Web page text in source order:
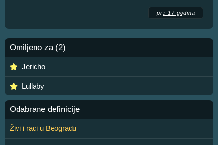
pre 17 godina
Omiljeno za (2)
Jericho
Lullaby
Odabrane definicije
Živi i radi u Beogradu